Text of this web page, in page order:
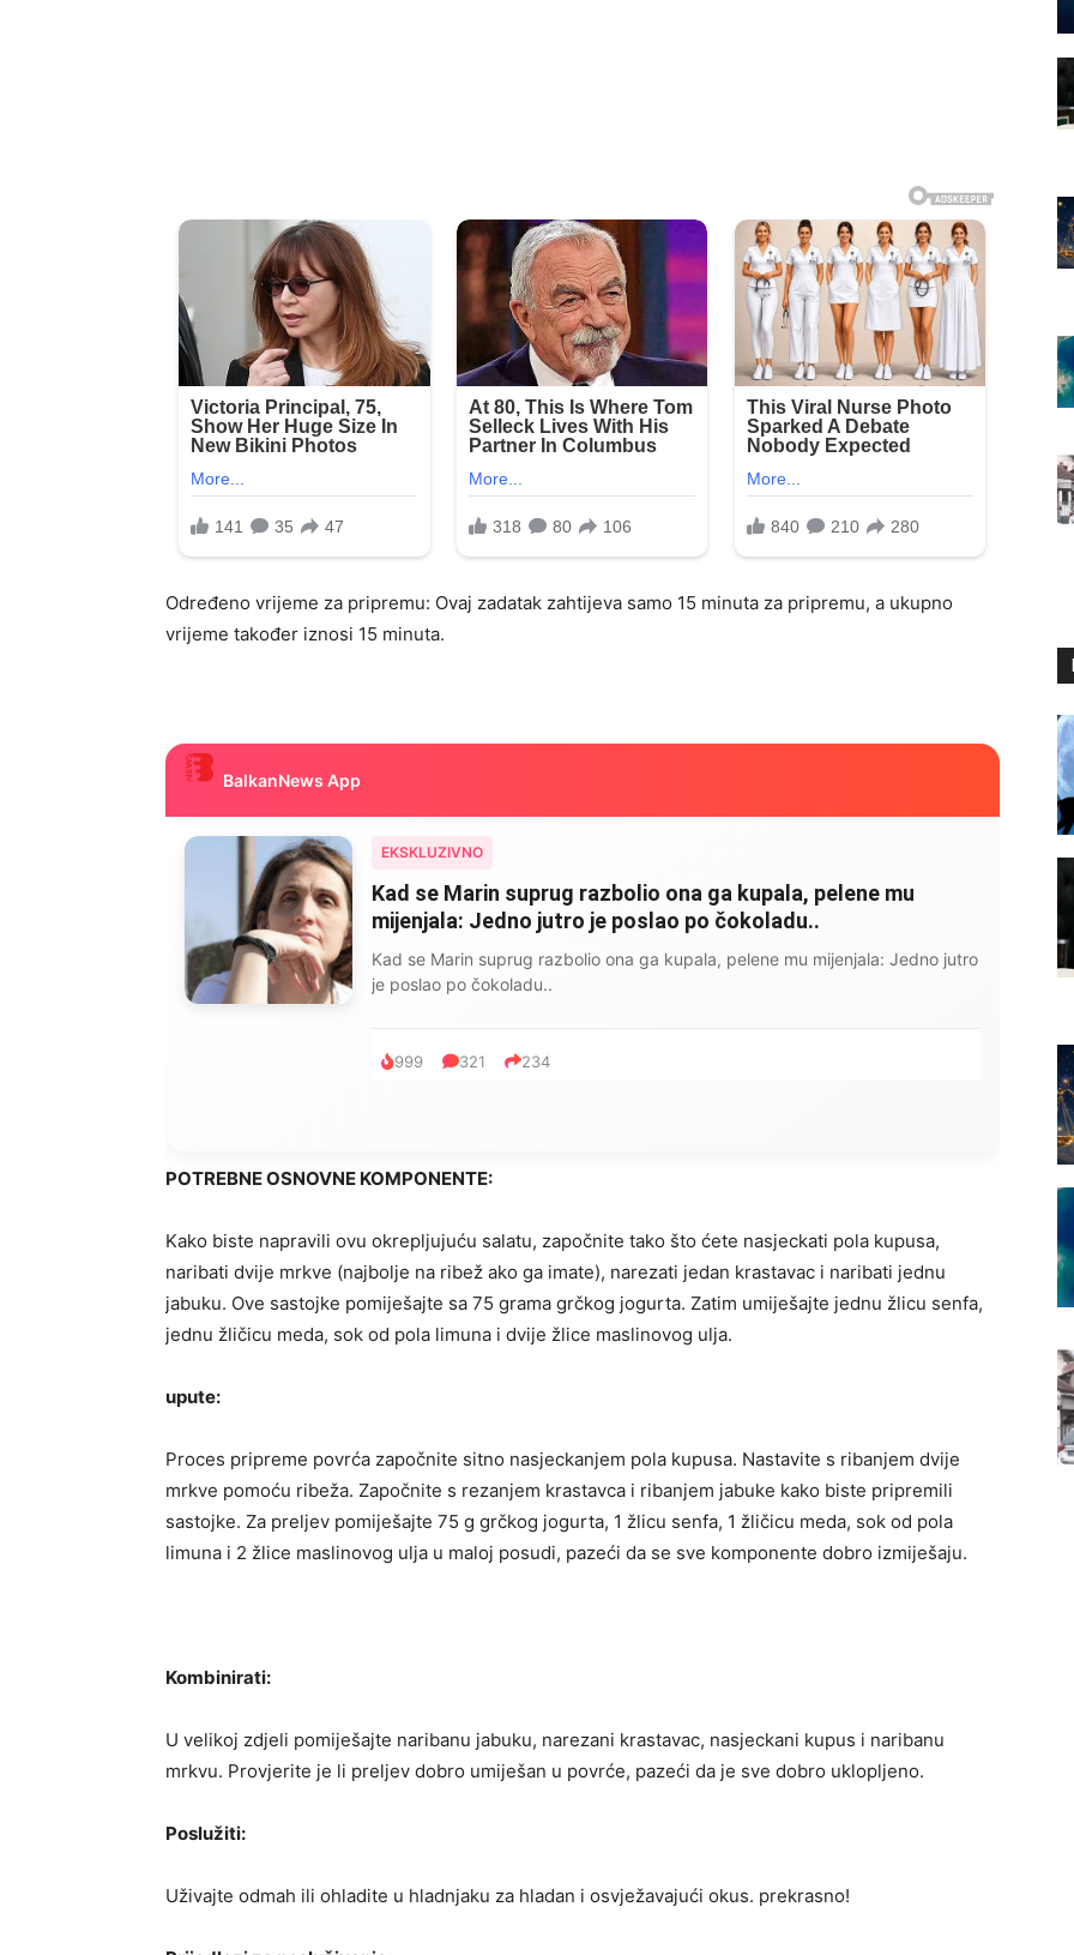
Određeno vrijeme za pripremu: Ovaj zadatak zahtijeva samo 15 minuta za pripremu, a ukupno
vrijeme također iznosi 15 minuta.
BalkanNews App
EKSKLUZIVNO
Kad se Marin suprug razbolio ona ga kupala, pelene mu
mijenjala: Jedno jutro je poslao po čokoladu..
Kad se Marin suprug razbolio ona ga kupala, pelene mu mijenjala: Jedno jutro
je poslao po čokoladu..
999 321 234
POTREBNE OSNOVNE KOMPONENTE:
Kako biste napravili ovu okrepljujuću salatu, započnite tako što ćete nasjeckati pola kupusa,
naribati dvije mrkve (najbolje na ribež ako ga imate), narezati jedan krastavac i naribati jednu
jabuku. Ove sastojke pomiješajte sa 75 grama grčkog jogurta. Zatim umiješajte jednu žlicu senfa,
jednu žličicu meda, sok od pola limuna i dvije žlice maslinovog ulja.
upute:
Proces pripreme povrća započnite sitno nasjeckanjem pola kupusa. Nastavite s ribanjem dvije
mrkve pomoću ribeža. Započnite s rezanjem krastavca i ribanjem jabuke kako biste pripremili
sastojke. Za preljev pomiješajte 75 g grčkog jogurta, 1 žlicu senfa, 1 žličicu meda, sok od pola
limuna i 2 žlice maslinovog ulja u maloj posudi, pazeći da se sve komponente dobro izmiješaju.
Kombinirati:
U velikoj zdjeli pomiješajte naribanu jabuku, narezani krastavac, nasjeckani kupus i naribanu
mrkvu. Provjerite je li preljev dobro umiješan u povrće, pazeći da je sve dobro uklopljeno.
Poslužiti:
Uživajte odmah ili ohladite u hladnjaku za hladan i osvježavajući okus. prekrasno!